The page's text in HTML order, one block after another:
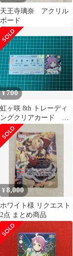
天王寺璃奈 アクリル
ボード
¥700
虹ヶ咲 8th トレーディ
ングクリアカード 天
王寺璃奈
¥8,000
ホワイト様 リクエスト
2点 まとめ商品